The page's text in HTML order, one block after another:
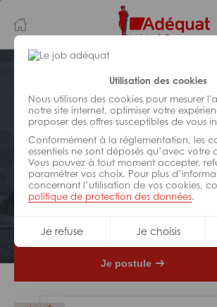
Utilisation des cookies
Nous utilisons des cookies pour mesurer
notre site internet, optimiser votre
proposer des offres susceptibles de vous
Conformément à la réglementation, les
essentiels ne sont déposés qu’avec votre
Vous pouvez à tout moment accepter,
paramétrer vos choix. Pour plus
concernant l’utilisation de vos cookies,
politique de protection des données.
Je refuse Je choisis
au
contenu
principal
navigation
BÂTIMENT ET TRAVAUX
Réf : 0GB-310749
Agenceur en
H/F
Je postule